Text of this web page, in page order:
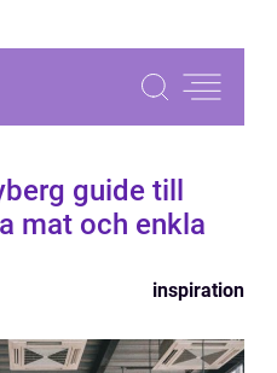
guide till
mat och enkla
inspiration